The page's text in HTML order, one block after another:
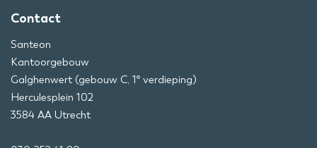
Contact
Santeon
Kantoorgebouw
Galghenwert (gebouw C, 1e verdieping)
Herculesplein 102
3584 AA Utrecht